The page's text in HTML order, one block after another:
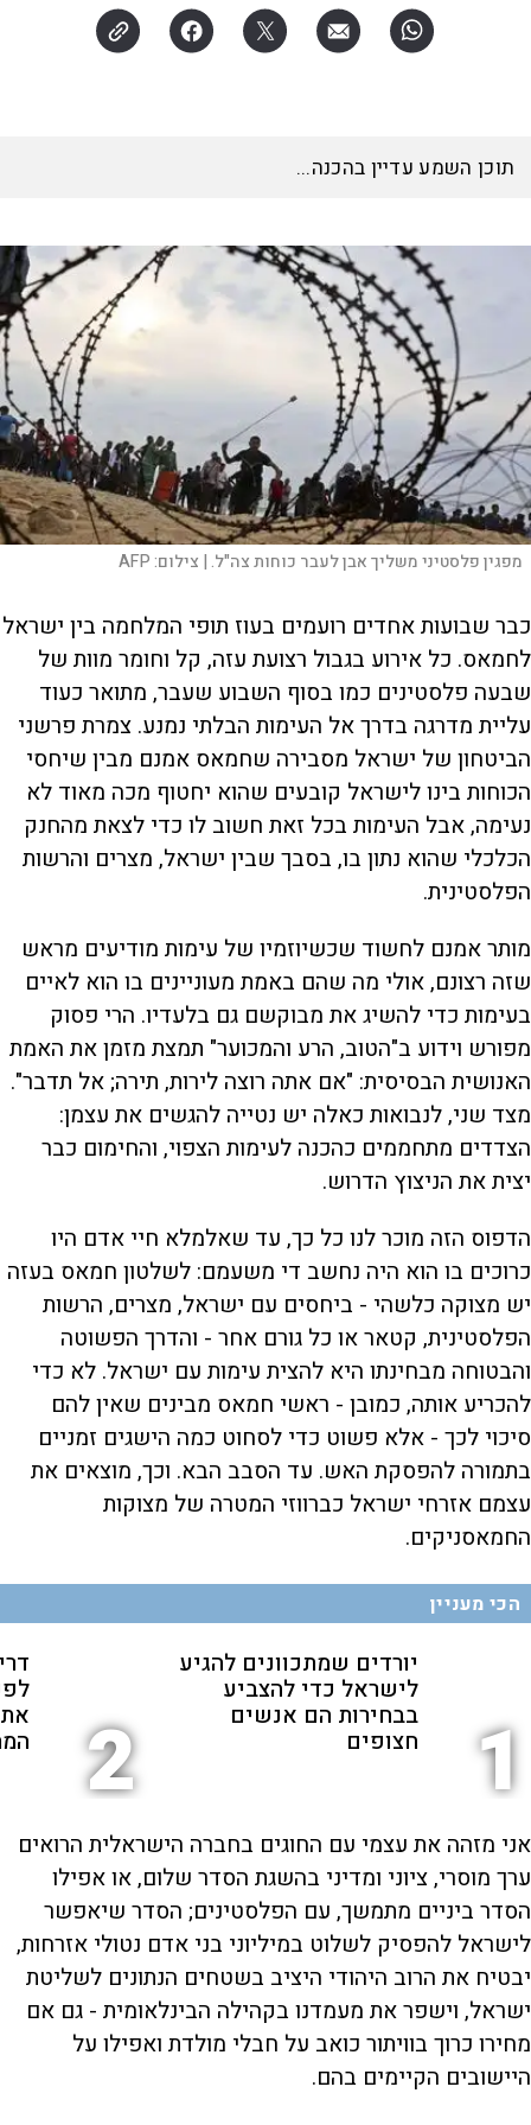
תוכן השמע עדיין בהכנה...
מפגין פלסטיני משליך אבן לעבר כוחות צה"ל. | צילום:AFP
כבר שבועות אחדים רועמים בעוז תופי המלחמה בין ישראל
לחמאס. כל אירוע בגבול רצועת עזה, קל וחומר מוות של
שבעה פלסטינים כמו בסוף השבוע שעבר, מתואר כעוד
עליית מדרגה בדרך אל העימות הבלתי נמנע. צמרת פרשני
הביטחון של ישראל מסבירה שחמאס אמנם מבין שיחסי
הכוחות בינו לישראל קובעים שהוא יחטוף מכה מאוד לא
נעימה, אבל העימות בכל זאת חשוב לו כדי לצאת מהחנק
הכלכלי שהוא נתון בו, בסבך שבין ישראל, מצרים והרשות
הפלסטינית.
מותר אמנם לחשוד שכשיוזמיו של עימות מודיעים מראש
שזה רצונם, אולי מה שהם באמת מעוניינים בו הוא לאיים
בעימות כדי להשיג את מבוקשם גם בלעדיו. הרי פסוק
מפורש וידוע ב"הטוב, הרע והמכוער" תמצת מזמן את האמת
האנושית הבסיסית: "אם אתה רוצה לירות, תירה; אל תדבר".
מצד שני, לנבואות כאלה יש נטייה להגשים את עצמן:
הצדדים מתחממים כהכנה לעימות הצפוי, והחימום כבר
יצית את הניצוץ הדרוש.
הדפוס הזה מוכר לנו כל כך, עד שאלמלא חיי אדם היו
כרוכים בו הוא היה נחשב די משעמם: לשלטון חמאס בעזה
יש מצוקה כלשהי - ביחסים עם ישראל, מצרים, הרשות
הפלסטינית, קטאר או כל גורם אחר - והדרך הפשוטה
והבטוחה מבחינתו היא להצית עימות עם ישראל. לא כדי
להכריע אותה, כמובן - ראשי חמאס מבינים שאין להם
סיכוי לכך - אלא פשוט כדי לסחוט כמה הישגים זמניים
בתמורה להפסקת האש. עד הסבב הבא. וכך, מוצאים את
עצמם אזרחי ישראל כברווזי המטרה של מצוקות
החמאסניקים.
הכי מעניין
1
יורדים שמתכוונים להגיע
לישראל כדי להצביע
בבחירות הם אנשים
חצופים 2
אני מזהה את עצמי עם החוגים בחברה הישראלית הרואים
ערך מוסרי, ציוני ומדיני בהשגת הסדר שלום, או אפילו
הסדר ביניים מתמשך, עם הפלסטינים; הסדר שיאפשר
לישראל להפסיק לשלוט במיליוני בני אדם נטולי אזרחות,
יבטיח את הרוב היהודי היציב בשטחים הנתונים לשליטת
ישראל, וישפר את מעמדנו בקהילה הבינלאומית - גם אם
מחירו כרוך בוויתור כואב על חבלי מולדת ואפילו על
היישובים הקיימים בהם.